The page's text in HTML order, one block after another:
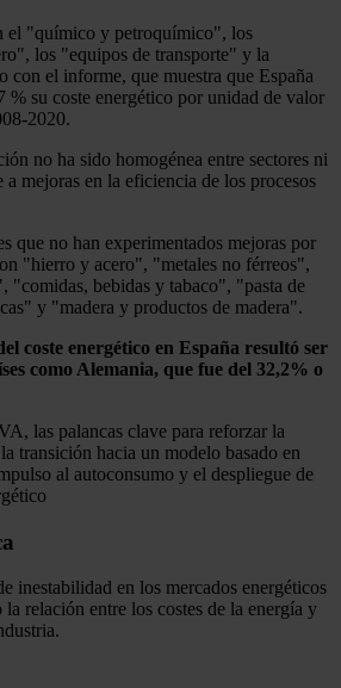
el "químico y petroquímico", los
los "equipos de transporte" y la
con el informe, que muestra que España
% su coste energético por unidad de valor
2020.
no ha sido homogénea entre sectores ni
a mejoras en la eficiencia de los procesos
que no han experimentados mejoras por
"hierro y acero", "metales no férreos",
"comidas, bebidas y tabaco", "pasta de
y "madera y productos de madera".
coste energético en España resultó ser
como Alemania, que fue del 32,2% o
las palancas clave para reforzar la
transición hacia un modelo basado en
al autoconsumo y el despliegue de
inestabilidad en los mercados energéticos
relación entre los costes de la energía y